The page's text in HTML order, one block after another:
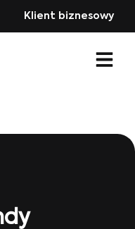
Klient biznesowy